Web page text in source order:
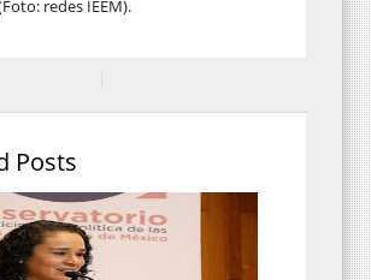
redes IEEM).
Posts